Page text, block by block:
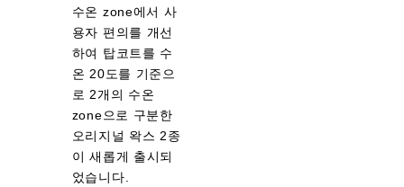
수온 zone에서 사
용자 편의를 개선
하여 탑코트를 수
온 20도를 기준으
로 2개의 수온
zone으로 구분한
오리지널 왁스 2종
이 새롭게 출시되
었습니다.